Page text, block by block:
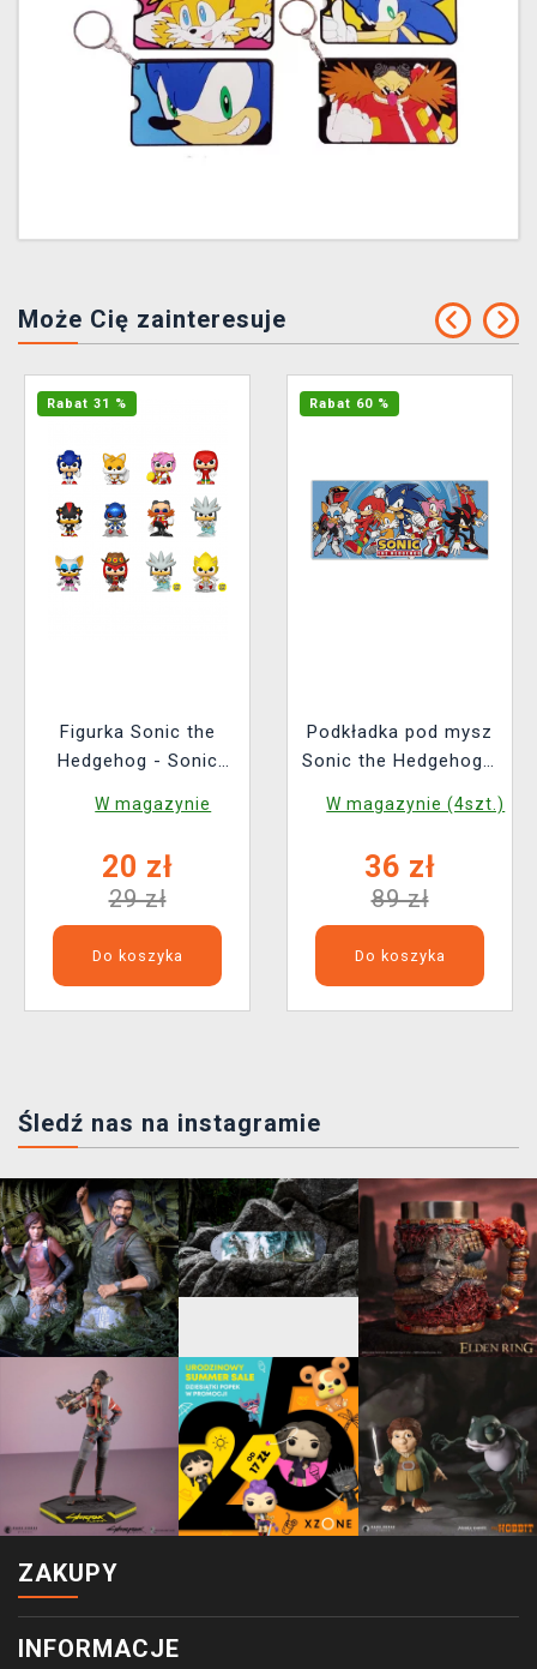
Może Cię zainteresuje
Rabat 31 %
Figurka Sonic the
Hedgehog - Sonic
(Funko)
W magazynie
20 zł
29 zł
Do koszyka
Rabat 60 %
Podkładka pod mysz
Sonic the Hedgehog -
W magazynie (4szt.)
36 zł
89 zł
Do koszyka
Śledź nas na instagramie
ZAKUPY
INFORMACJE